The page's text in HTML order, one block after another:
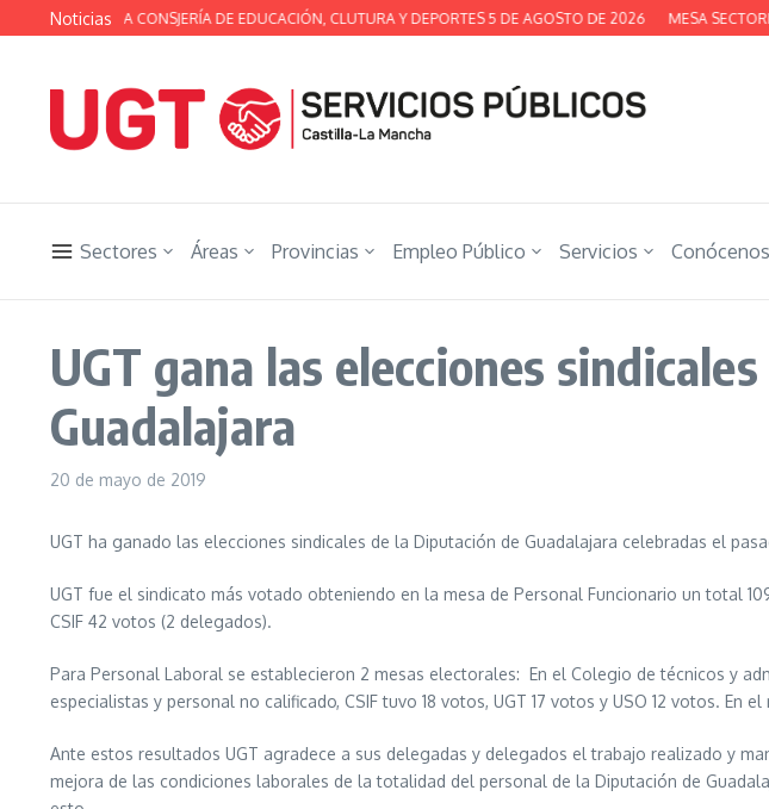
Saltar al contenido
Noticias
TÉCNICA DE LA CONSJERÍA DE EDUCACIÓN, CLUTURA Y DEPORTES 5 DE AGOSTO DE 2026 MESA
Sectores Áreas Provincias Empleo Público Servicios Conócenos
UGT gana las elecciones
Guadalajara
20 de mayo de 2019
UGT ha ganado las elecciones sindicales de la Diputación de Guadalajara celebradas el
UGT fue el sindicato más votado obteniendo en la mesa de Personal Funcionario un total
CSIF 42 votos (2 delegados).
Para Personal Laboral se establecieron 2 mesas electorales: En el Colegio de técnicos y
especialistas y personal no calificado, CSIF tuvo 18 votos, UGT 17 votos y USO 12 votos. En
Ante estos resultados UGT agradece a sus delegadas y delegados el trabajo realizado y
mejora de las condiciones laborales de la totalidad del personal de la Diputación de